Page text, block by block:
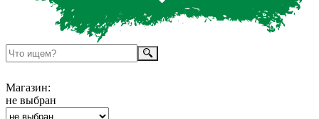
Магазин:
не выбран